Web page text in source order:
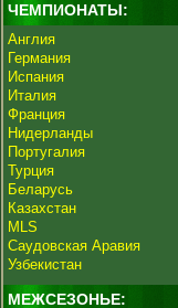
ЧЕМПИОНАТЫ:
Англия
Германия
Испания
Италия
Франция
Нидерланды
Португалия
Турция
Беларусь
Казахстан
MLS
Саудовская Аравия
Узбекистан
МЕЖСЕЗОНЬЕ: